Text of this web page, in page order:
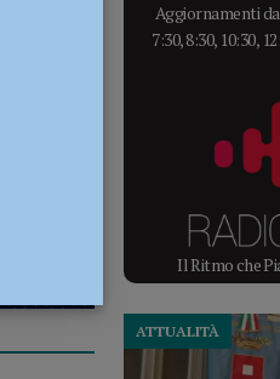
Aggiornamenti
7:30, 8:30, 10:30,
Il Ritmo che
ATTUALITÀ